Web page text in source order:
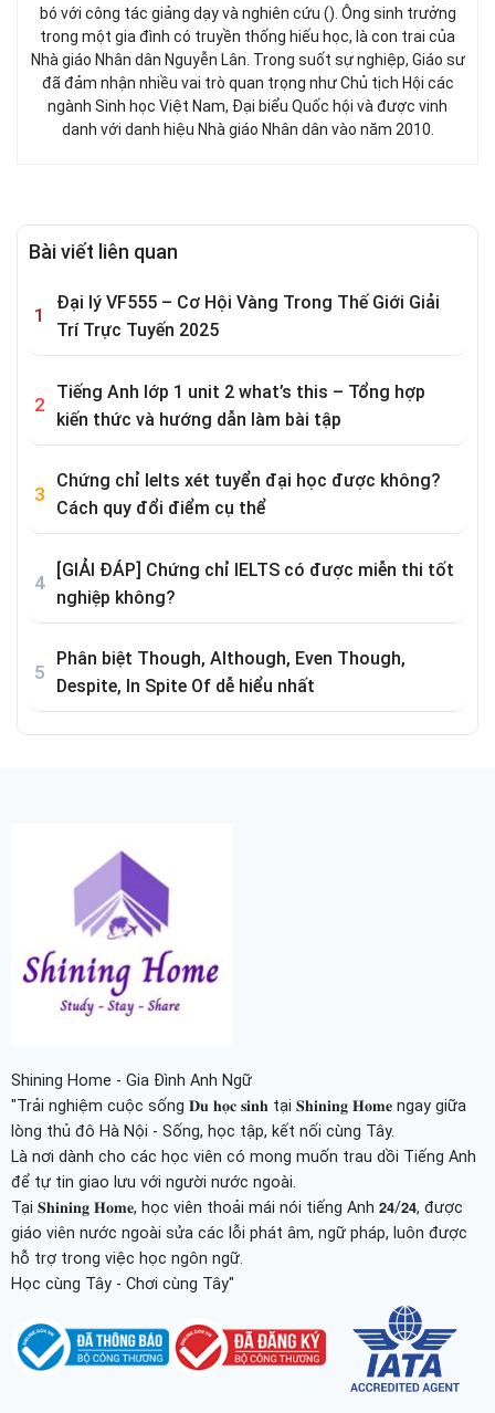
bó với công tác giảng dạy và nghiên cứu (). Ông sinh trưởng
trong một gia đình có truyền thống hiếu học, là con trai của
Nhà giáo Nhân dân Nguyễn Lân. Trong suốt sự nghiệp, Giáo sư
đã đảm nhận nhiều vai trò quan trọng như Chủ tịch Hội các
ngành Sinh học Việt Nam, Đại biểu Quốc hội và được vinh
danh với danh hiệu Nhà giáo Nhân dân vào năm 2010.
Bài viết liên quan
Đại lý VF555 – Cơ Hội Vàng Trong Thế Giới Giải
Trí Trực Tuyến 2025
Tiếng Anh lớp 1 unit 2 what’s this – Tổng hợp
kiến thức và hướng dẫn làm bài tập
Chứng chỉ Ielts xét tuyển đại học được không?
Cách quy đổi điểm cụ thể
[GIẢI ĐÁP] Chứng chỉ IELTS có được miễn thi tốt
nghiệp không?
Phân biệt Though, Although, Even Though,
Despite, In Spite Of dễ hiểu nhất
Shining Home - Gia Đình Anh Ngữ
"Trải nghiệm cuộc sống 𝐃𝐮 𝐡𝐨̣𝐜 𝐬𝐢𝐧𝐡 tại 𝐒𝐡𝐢𝐧𝐢𝐧𝐠 𝐇𝐨𝐦𝐞 ngay giữa
lòng thủ đô Hà Nội - Sống, học tập, kết nối cùng Tây.
Là nơi dành cho các học viên có mong muốn trau dồi Tiếng Anh
để tự tin giao lưu với người nước ngoài.
Tại 𝐒𝐡𝐢𝐧𝐢𝐧𝐠 𝐇𝐨𝐦𝐞, học viên thoải mái nói tiếng Anh 𝟮𝟰/𝟮𝟰, được
giáo viên nước ngoài sửa các lỗi phát âm, ngữ pháp, luôn được
hỗ trợ trong việc học ngôn ngữ.
Học cùng Tây - Chơi cùng Tây"